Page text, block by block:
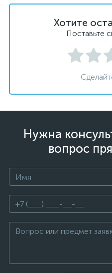
Хотите
Поставьте
Нужна
вопрос